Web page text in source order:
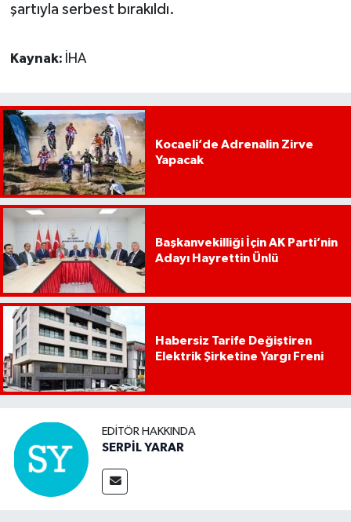
şartıyla serbest bırakıldı.
Kaynak: İHA
Kocaeli’de Adrenalin Zirve
Yapacak
Başkanvekilliği İçin AK Parti’nin
Adayı Hayrettin Ünlü
Habersiz Tarife Değiştiren
Elektrik Şirketine Yargı Freni
EDITÖR HAKKINDA
SERPİL YARAR